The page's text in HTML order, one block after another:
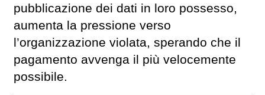
pubblicazione dei dati in loro possesso,
aumenta la pressione verso
l’organizzazione violata, sperando che il
pagamento avvenga il più velocemente
possibile.